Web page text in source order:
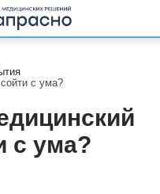
с ума?
с ума?